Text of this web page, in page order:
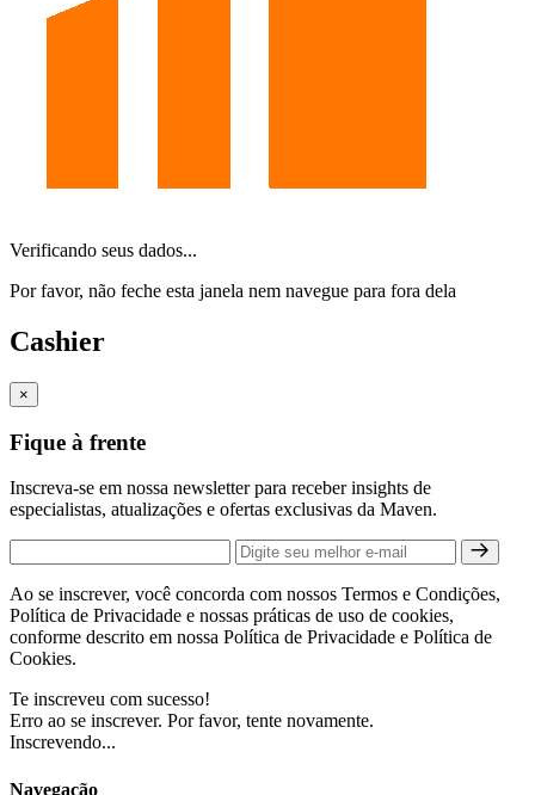
Verificando seus dados...
Por favor, não feche esta janela nem navegue para fora dela
Cashier
×
Fique à frente
Inscreva-se em nossa newsletter para receber insights de
especialistas, atualizações e ofertas exclusivas da Maven.
Ao se inscrever, você concorda com nossos Termos e Condições,
Política de Privacidade e nossas práticas de uso de cookies,
conforme descrito em nossa Política de Privacidade e Política de
Cookies.
Te inscreveu com sucesso!
Erro ao se inscrever. Por favor, tente novamente.
Inscrevendo...
Navegação